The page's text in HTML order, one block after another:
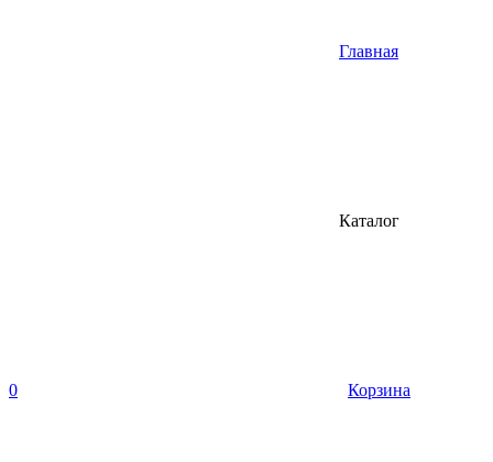
Главная
Каталог
0 Корзина